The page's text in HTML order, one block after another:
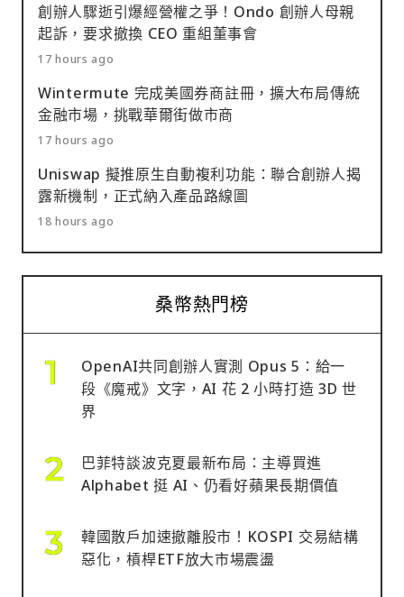
創辦人驟逝引爆經營權之爭！Ondo 創辦人母親
起訴，要求撤換 CEO 重組董事會
17 hours ago
Wintermute 完成美國券商註冊，擴大布局傳統
金融市場，挑戰華爾街做市商
17 hours ago
Uniswap 擬推原生自動複利功能：聯合創辦人揭
露新機制，正式納入產品路線圖
18 hours ago
桑幣熱門榜
OpenAI共同創辦人實測 Opus 5：給一
段《魔戒》文字，AI 花 2 小時打造 3D 世
界
巴菲特談波克夏最新布局：主導買進
Alphabet 挺 AI、仍看好蘋果長期價值
韓國散戶加速撤離股市！KOSPI 交易結構
惡化，槓桿ETF放大市場震盪